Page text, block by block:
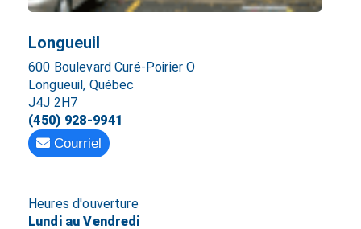
Longueuil
600 Boulevard Curé-Poirier O
Longueuil, Québec
J4J 2H7
(450) 928-9941
Courriel
Heures d'ouverture
Lundi au Vendredi